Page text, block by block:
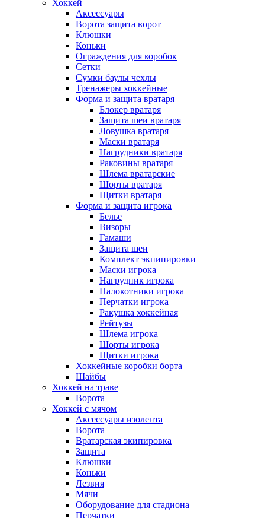
Хоккей
Аксессуары
Ворота защита ворот
Клюшки
Коньки
Ограждения для коробок
Сетки
Сумки баулы чехлы
Тренажеры хоккейные
Форма и защита вратаря
Блокер вратаря
Защита шеи вратаря
Ловушка вратаря
Маски вратаря
Нагрудники вратаря
Раковины вратаря
Шлема вратарские
Шорты вратаря
Щитки вратаря
Форма и защита игрока
Белье
Визоры
Гамаши
Защита шеи
Комплект экпипировки
Маски игрока
Нагрудник игрока
Налокотники игрока
Перчатки игрока
Ракушка хоккейная
Рейтузы
Шлема игрока
Шорты игрока
Щитки игрока
Хоккейные коробки борта
Шайбы
Хоккей на траве
Ворота
Хоккей с мячом
Аксессуары изолента
Ворота
Вратарская экипировка
Защита
Клюшки
Коньки
Лезвия
Мячи
Оборудование для стадиона
Перчатки